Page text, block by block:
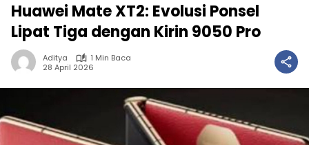
Huawei Mate XT2: Evolusi Ponsel
Lipat Tiga dengan Kirin 9050 Pro
Aditya
1 Min Baca
28 April 2026